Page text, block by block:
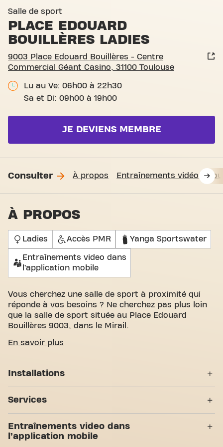
Salle de sport
PLACE EDOUARD
BOUILLÈRES LADIES
9003 Place Edouard Bouillères - Centre
Commercial Géant Casino, 31100 Toulouse
Lu au Ve: 06h00 à 22h30
Sa et Di: 09h00 à 19h00
JE DEVIENS MEMBRE
Consulter À propos Entraînements vidéo
À PROPOS
Ladies Accès PMR Yanga Sportswater
Entraînements video dans
l’application mobile
Vous cherchez une salle de sport à proximité qui
réponde à vos besoins ? Ne cherchez pas plus loin
que la salle de sport située au Place Edouard
Bouillères 9003, dans le Mirail.
Nous savons à quel point il est important de
d'espace d'entraînement et des entraîneurs
chaque étape. Notre salle de sport offre une grande
variété d'équipements, de séances d'entraînement
vidéo, Ladies club. Mais ce qui nous distingue
vraiment, c'est le sens de la communauté que nous
avons créé - un endroit où vous trouverez
En savoir plus
Installations
Douches
Services
Accès PMR
Entraînements video dans
l’application mobile